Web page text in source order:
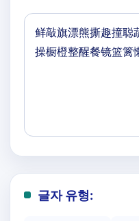
글자 유형: